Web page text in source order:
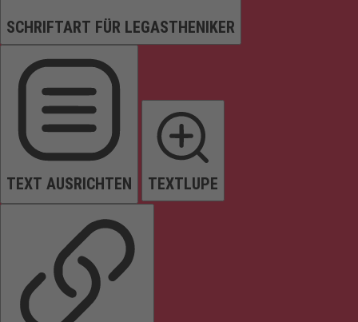
SCHRIFTART FÜR LEGASTHENIKER
TEXT AUSRICHTEN TEXTLUPE